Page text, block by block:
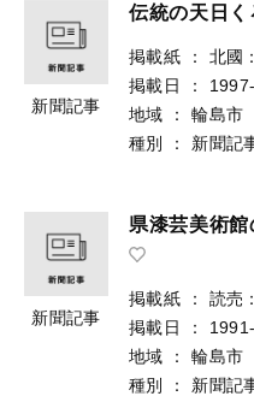
新聞記事
伝統の天日
掲載紙 ：
北國
掲載日
：
地域
：
輪島市
種別
： 新聞記
新聞記事
県漆芸美術
掲載紙 ：
読売
掲載日
：
地域
：
輪島市
種別
： 新聞記